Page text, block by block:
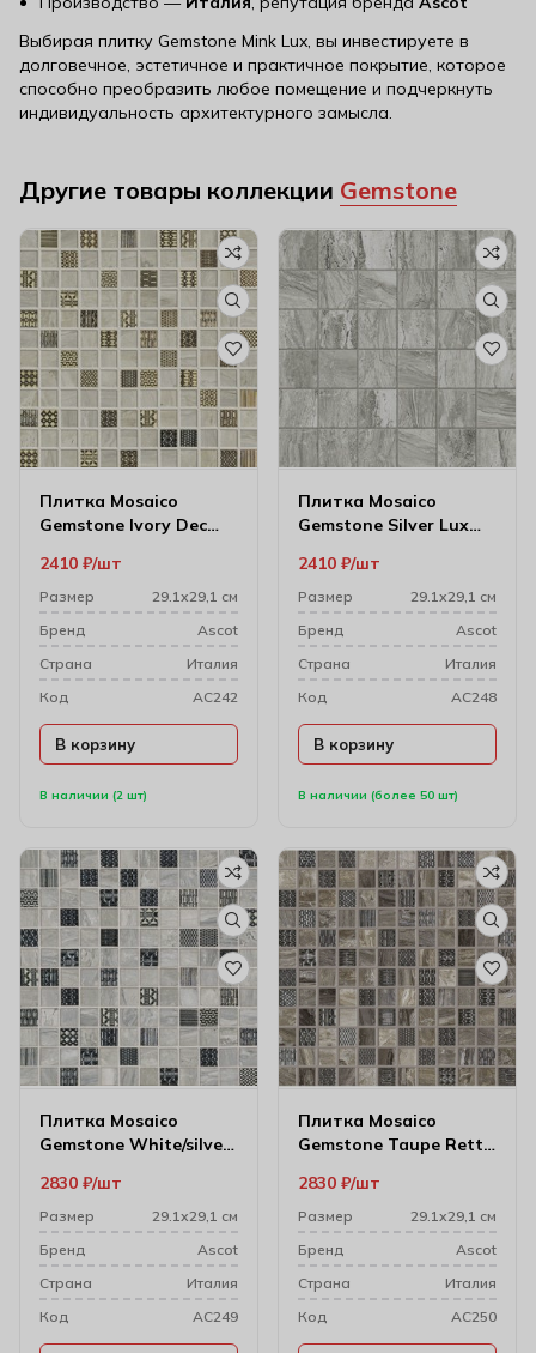
Выбирая плитку Gemstone Mink Lux, вы инвестируете в
долговечное, эстетичное и практичное покрытие, которое
способно преобразить любое помещение и подчеркнуть
индивидуальность архитектурного замысла.
Другие товары коллекции Gemstone
Плитка Mosaico
Gemstone Ivory Dec
В наличии (2 шт)
2410 ₽ шт
Размер
29.1х29,1 см
Бренд
Ascot
Cтрана
Италия
Код
AC242
В корзину
Плитка Mosaico
Gemstone Silver Lux
(4.7×4.7)
В наличии (более 50 шт)
2410 ₽ шт
Размер
29.1х29,1 см
Бренд
Ascot
Cтрана
Италия
Код
AC248
В корзину
Плитка Mosaico
Gemstone White/silver
2830 ₽ шт
Размер
29.1х29,1 см
Бренд
Ascot
Cтрана
Италия
Код
AC249
Плитка Mosaico
Gemstone Taupe Rett
2830 ₽ шт
Размер
29.1х29,1 см
Бренд
Ascot
Cтрана
Италия
Код
AC250